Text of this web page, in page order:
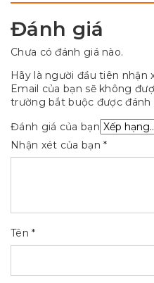
Đánh giá
Chưa có đánh giá nào.
Hãy là người đầu tiên nhận
Email của bạn sẽ không
trường bắt buộc được
Đánh giá của bạn
Nhận xét của bạn*
Tên*